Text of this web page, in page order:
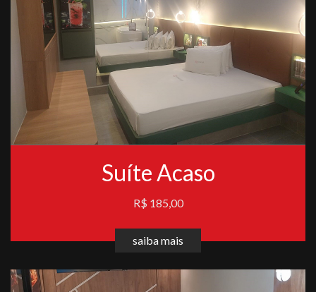
Suíte Acaso
R$ 185,00
saiba mais